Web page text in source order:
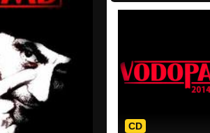
CD